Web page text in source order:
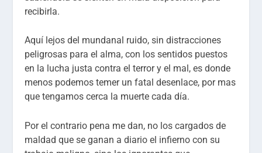
recibirla.
Aquí lejos del mundanal ruido, sin distracciones
peligrosas para el alma, con los sentidos puestos
en la lucha justa contra el terror y el mal, es donde
menos podemos temer un fatal desenlace, por mas
que tengamos cerca la muerte cada día.
Por el contrario pena me dan, no los cargados de
maldad que se ganan a diario el infierno con su